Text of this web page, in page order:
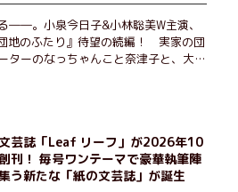
――。小泉今日子&小林聡美W主演、
地のふたり』待望の続編！ 実家の団
ターのなっちゃんこと奈津子と、大学
の「台湾映画祭」を催したり。50代
友情とささやかな幸せの日々を描く。
芸誌「Leaf リーフ」が2026年10
刊！ 毎号ワンテーマで豪華執筆陣
う新たな「紙の文芸誌」が誕生